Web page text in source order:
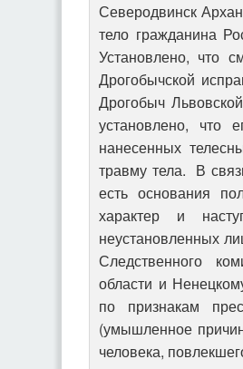
Северодвинск
тело гражданина
Установлено, что
Дрогобычской
Дрогобыч
установлено, что
нанесенных
травму тела. В
есть основания
характер и
неустановленных
Следственного
области и
по признакам
(умышленное
человека,